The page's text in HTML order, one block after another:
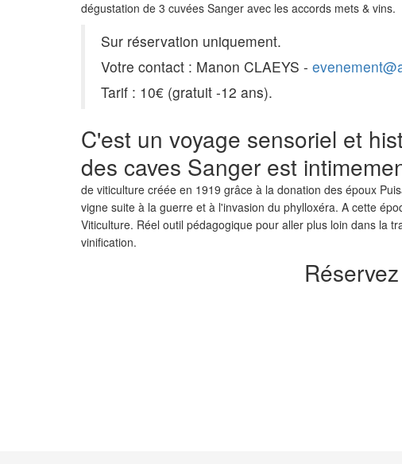
dégustation de 3 cuvées Sanger avec les accords mets & vins.
Sur réservation uniquement.
Votre contact : Manon CLAEYS -
Tarif : 10€ (gratuit -12 ans).
C'est un voyage sensoriel et
des caves Sanger est
de viticulture créée en 1919 grâce à la donation des époux
vigne suite à la guerre et à l'invasion du phylloxéra. A cette
Viticulture. Réel outil pédagogique pour aller plus loin dans la
vinification.